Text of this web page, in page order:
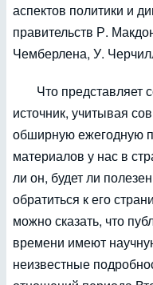
аспектов политики и
правительств Р.
Чемберлена, У.
Что представляет
источник, учитывая
обширную ежегодную
материалов у нас в
ли он, будет ли
обратиться к его
можно сказать, что
времени имеют
неизвестные